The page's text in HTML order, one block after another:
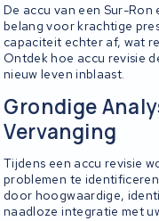
De accu van een Sur-
belang voor krachtige
capaciteit echter af, wat
Ontdek hoe accu revisie
nieuw leven inblaast.
Grondige
Vervanging
Tijdens een accu revisie
problemen te
door hoogwaardige,
naadloze integratie met